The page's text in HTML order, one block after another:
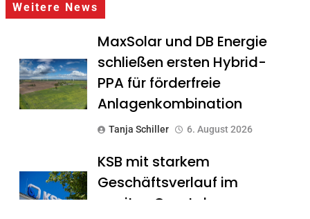
Weitere News
MaxSolar und DB Energie
schließen ersten Hybrid-
PPA für förderfreie
Anlagenkombination
Tanja Schiller 6. August 2026
KSB mit starkem
Geschäftsverlauf im
zweiten Quartal